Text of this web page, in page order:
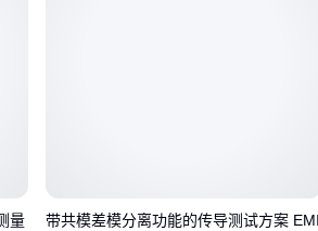
设备密封性要求更高
量
带共模差模分离功能的传导测试方案 EMI